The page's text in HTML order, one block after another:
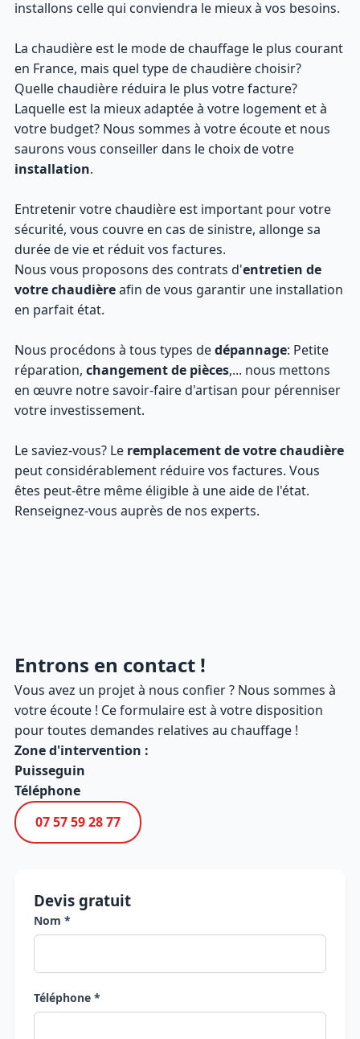
installons celle qui conviendra le mieux à vos besoins.
La chaudière est le mode de chauffage le plus courant
en France, mais quel type de chaudière choisir?
Quelle chaudière réduira le plus votre facture?
Laquelle est la mieux adaptée à votre logement et à
votre budget? Nous sommes à votre écoute et nous
saurons vous conseiller dans le choix de votre
installation.
Entretenir votre chaudière est important pour votre
sécurité, vous couvre en cas de sinistre, allonge sa
durée de vie et réduit vos factures.
Nous vous proposons des contrats d'entretien de
votre chaudièreafin de vous garantir une installation
en parfait état.
Nous procédons à tous types dedépannage: Petite
réparation, changement de pièces,... nous mettons
en œuvre notre savoir-faire d'artisan pour pérenniser
votre investissement.
Le saviez-vous? Le remplacement de votre chaudière
peut considérablement réduire vos factures. Vous
êtes peut-être même éligible à une aide de l'état.
Renseignez-vous auprès de nos experts.
Entrons en contact !
Vous avez un projet à nous confier ? Nous sommes à
votre écoute ! Ce formulaire est à votre disposition
pour toutes demandes relatives au chauffage !
Zone d'intervention :
Puisseguin
Téléphone
07 57 59 28 77
Devis gratuit
Nom *
Téléphone *